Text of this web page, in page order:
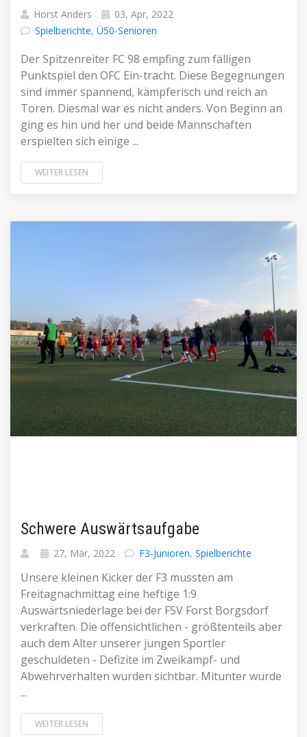
Horst Anders
03, Apr, 2022
Spielberichte, Ü50-Senioren
Der Spitzenreiter FC 98 empfing zum fälligen
Punktspiel den OFC Ein-tracht. Diese Begegnungen
sind immer spannend, kämpferisch und reich an
Toren. Diesmal war es nicht anders. Von Beginn an
ging es hin und her und beide Mannschaften
erspielten sich einige ...
WEITER LESEN
Schwere Auswärtsaufgabe
27, Mär, 2022 F3-Junioren, Spielberichte
Unsere kleinen Kicker der F3 mussten am
Freitagnachmittag eine heftige 1:9
Auswärtsniederlage bei der FSV Forst Borgsdorf
verkraften. Die offensichtlichen - größtenteils aber
auch dem Alter unserer jungen Sportler
geschuldeten - Defizite im Zweikampf- und
Abwehrverhalten wurden sichtbar. Mitunter wurde
...
WEITER LESEN